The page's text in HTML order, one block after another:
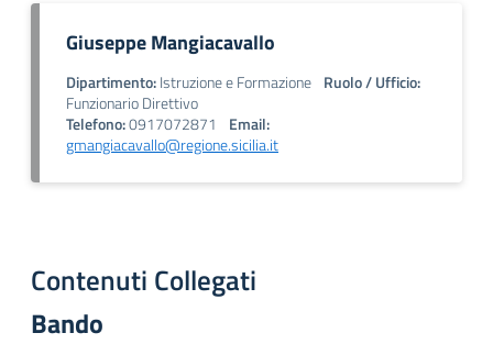
Giuseppe Mangiacavallo
Dipartimento:Istruzione e Formazione Ruolo / Ufficio:
Funzionario Direttivo
Telefono:0917072871
Email:
gmangiacavallo@regione.sicilia.it
Contenuti Collegati
Bando